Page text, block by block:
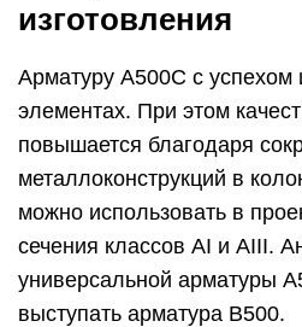
изготовления
Арматуру А500С с успехом
элементах. При этом
повышается благодаря
металлоконструкций в
можно использовать в
сечения классов АІ и АІІІ.
универсальной арматуры
выступать арматура В500.